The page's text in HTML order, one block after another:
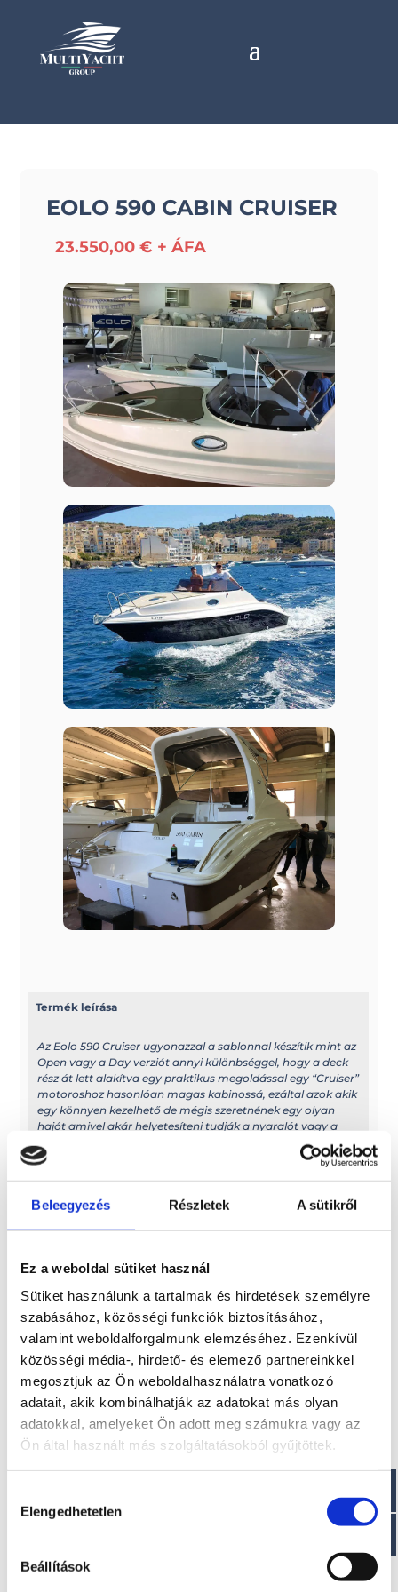
Beleegyezés Részletek A sütikről
Ez a weboldal sütiket használ
Sütiket használunk a tartalmak és hirdetések személyre
szabásához, közösségi funkciók biztosításához,
valamint weboldalforgalmunk elemzéséhez. Ezenkívül
közösségi média-, hirdető- és elemező partnereinkkel
megosztjuk az Ön weboldalhasználatra vonatkozó
adatait, akik kombinálhatják az adatokat más olyan
adatokkal, amelyeket Ön adott meg számukra vagy az
Ön által használt más szolgáltatásokból gyűjtöttek.
kiválasztása
Elengedhetetlen
Beállítások
EOLO 590 CABIN CRUISER
23.550,00 € + ÁFA
Mercury 115 EFI motor
Termék leírása
Az Eolo 590 Cruiser ugyonazzal a sablonnal készítik mint az
Open vagy a Day verziót annyi különbséggel, hogy a deck
rész át lett alakítva egy praktikus megoldással egy “Cruiser”
motoroshoz hasonlóan magas kabinossá, ezáltal azok akik
egy könnyen kezelhető de mégis szeretnének egy olyan
hajót amivel akár helyetesíteni tudják a nyaralót vagy a
szállást egy nyaralás során ez a hajó tökéletes megoldás, a
hajóban egy külön szeparált WC-t tudtak elhelyezni és
a szállítás is könnyen megoldott hiszen egy tengelyes
Szállítási költség
Az ár nem tartalmazza a szállítási költséget! 7 méterig
2.500 euro + ÁFA, 7 méter fölött pedig 3.000 euro + ÁFA a
szállítási díj
További információk
A típussal kapcsolatos további információkat az alábbi
weboldalon találhatja meg: eolomarine.com